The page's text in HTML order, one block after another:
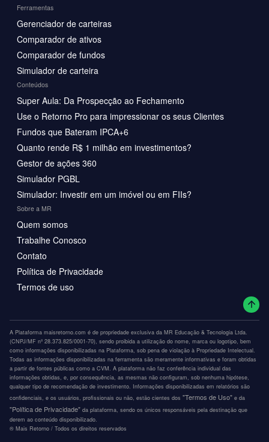
Ferramentas
Gerenciador de carteiras
Comparador de ativos
Comparador de fundos
Simulador de carteira
Conteúdos
Super Aula: Da Prospecção ao Fechamento
Use o Retorno Pro para impressionar os seus Clientes
Fundos que Bateram IPCA+6
Quanto rende R$ 1 milhão em investimentos?
Gestor de ações 360
Simulador PGBL
Simulador: Investir em um imóvel ou em FIIs?
Sobre a MR
Quem somos
Trabalhe Conosco
Contato
Política de Privacidade
Termos de uso
A Plataforma maisretorno.com é de propriedade exclusiva da MR Educação & Tecnologia Ltda.
(CNPJ/MF nº 28.373.825/0001-70), sendo proibida a utilização do nome, marca ou logotipo, bem
como informações disponibilizadas na Plataforma, sob pena de violação à Propriedade Intelectual.
Todas as informações disponibilizadas na ferramenta são meramente informativas e foram obtidas
a partir de fontes públicas como a CVM. A plataforma não faz conferência individual das
informações obtidas, e, por consequência, as mesmas não configuram, sob nenhuma hipótese,
qualquer tipo de recomendação de investimento. Informações disponibilizadas em relatórios são
confidenciais, e os usuários, profissionais ou não, estão cientes dos "Termos de Uso" e da
"Política de Privacidade" da plataforma, sendo os únicos responsáveis pela destinação que
derem ao conteúdo disponibilizado.
®️ Mais Retorno / Todos os direitos reservados